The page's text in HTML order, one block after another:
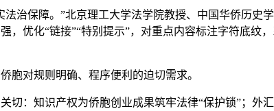
保障。”北京理工大学法学院教授、中国华侨历史
优化“链接”“特别提示”，对重点内容标注字符底纹
对规则明确、程序便利的迫切需求。
：知识产权为侨胞创业成果筑牢法律“保护锁”；外